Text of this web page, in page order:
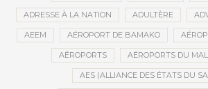
ADRESSE À LA NATION ADULTÈRE
AEEM AÉROPORT DE BAMAKO
AÉROPORTS AÉROPORTS DU
AES (ALLIANCE DES ÉTATS DU